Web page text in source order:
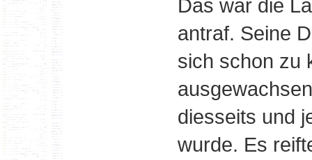
Das war die
antraf. Seine
sich schon zu
diesseits und
wurde. Es